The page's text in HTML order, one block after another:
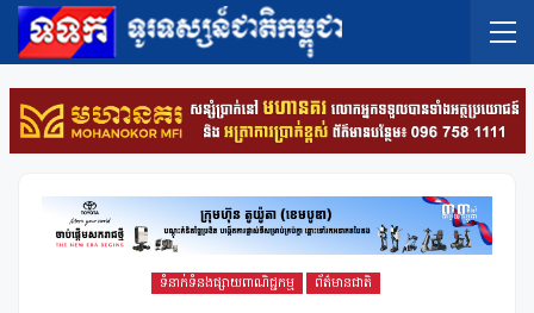
ទំនាក់ទំនងផ្សាយពាណិជ្ជកម្ម ព័ត៌មានជាតិ